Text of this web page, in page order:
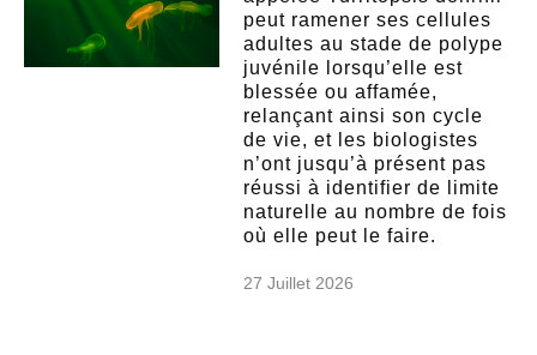
peut ramener ses cellules
adultes au stade de polype
juvénile lorsqu’elle est
blessée ou affamée,
relançant ainsi son cycle
de vie, et les biologistes
n’ont jusqu’à présent pas
réussi à identifier de limite
naturelle au nombre de fois
où elle peut le faire.
27 Juillet 2026